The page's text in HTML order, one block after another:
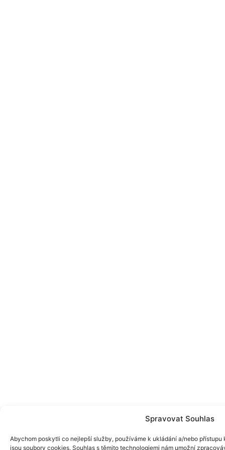
Spravovat Souhlas
Abychom poskytli co nejlepší služby, používáme k ukládání a/nebo
jsou soubory cookies. Souhlas s těmito technologiemi nám umožní